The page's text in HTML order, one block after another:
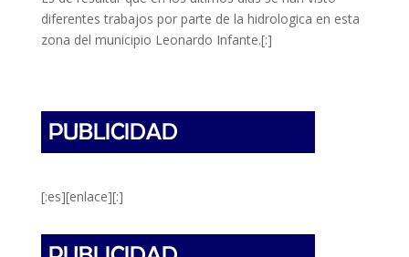
diferentes trabajos por parte de la hidrologica en esta
zona del municipio Leonardo Infante.[:]
[:es][enlace][:]